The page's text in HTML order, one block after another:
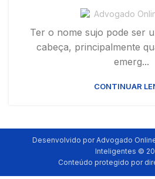
Advogado
Ter o nome sujo pode ser
cabeça, principalmente
emerg...
CONTINUAR
Desenvolvido por Advogado
Inteligentes ©
Conteúdo protegido por